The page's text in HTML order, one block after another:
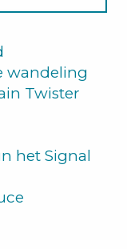
wandeling
Twister
het Signal